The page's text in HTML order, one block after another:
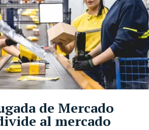
de Mercado
al mercado